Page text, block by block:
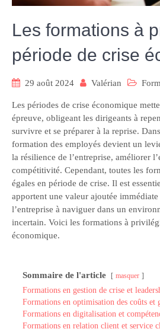
Les formations à
période de crise
29 août 2024 Valérian
Les périodes de crise économique
épreuve, obligeant les dirigeants à
survivre et se préparer à la reprise.
formation des employés devient un
la résilience de l’entreprise, améliorer
compétitivité. Cependant, toutes les
égales en période de crise. Il est
apportent une valeur ajoutée
l’entreprise à naviguer dans un
incertain. Voici les formations à
économique.
Sommaire de l'article masquer
Formations en gestion de crise et
Formations en optimisation des coûts et
Formations en digitalisation et
Formations en relation client et service